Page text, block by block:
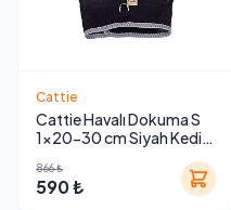
Cattie
Cattie Havalı Dokuma S
1x20-30 cm Siyah Kedi
866 ₺
590 ₺